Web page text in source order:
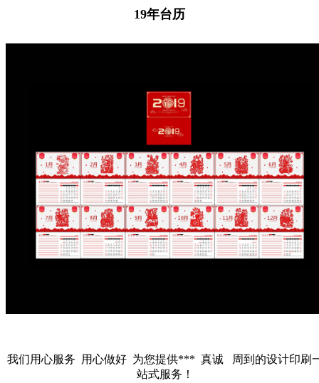
19年台历
我们用心服务 用心做好 为您提供*** 真诚 周到的设计印刷
站式服务！